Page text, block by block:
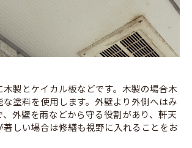
製とケイカル板などです。木製の場合木
塗料を使用します。外壁より外側へはみ
外壁を雨などから守る役割があり、軒天
著しい場合は修繕も視野に入れることをお